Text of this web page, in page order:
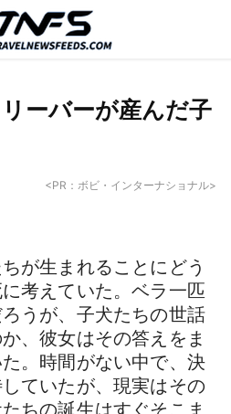
TIPS AND TRICKS
ーバーが産んだ子
<PR：ボビ・インターナショナル>
が生まれることにどう
考えていた。ベラ一匹
うが、子犬たちの世話
、彼女はその答えをま
。時間がない中で、決
ていたが、現実はその
ちの誕生はすぐそこま